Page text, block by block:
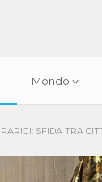
Mondo
SFIDA TRA